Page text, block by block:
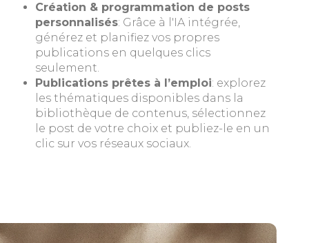
Création & programmation de posts
personnalisés: Grâce à l'IA intégrée,
générez et planifiez vos propres
publications en quelques clics
seulement.
Publications prêtes à l’emploi: explorez
les thématiques disponibles dans la
bibliothèque de contenus, sélectionnez
le post de votre choix et publiez-le en un
clic sur vos réseaux sociaux.